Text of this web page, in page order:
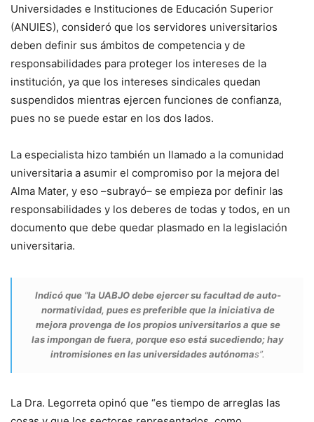
Universidades e Instituciones de Educación Superior
(ANUIES), consideró que los servidores universitarios
deben definir sus ámbitos de competencia y de
responsabilidades para proteger los intereses de la
institución, ya que los intereses sindicales quedan
suspendidos mientras ejercen funciones de confianza,
pues no se puede estar en los dos lados.
La especialista hizo también un llamado a la comunidad
universitaria a asumir el compromiso por la mejora del
Alma Mater, y eso –subrayó– se empieza por definir las
responsabilidades y los deberes de todas y todos, en un
documento que debe quedar plasmado en la legislación
universitaria.
Indicó que “la UABJO debe ejercer su facultad de auto-
normatividad, pues es preferible que la iniciativa de
mejora provenga de los propios universitarios a que se
las impongan de fuera, porque eso está sucediendo; hay
intromisiones en las universidades autónomas”.
La Dra. Legorreta opinó que “es tiempo de arreglas las